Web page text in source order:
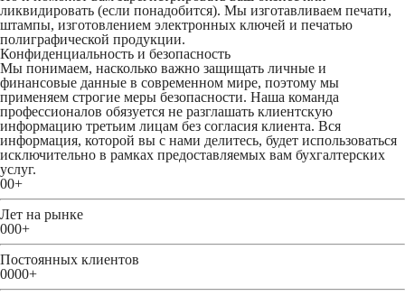
ликвидировать (если понадобится). Мы изготавливаем печати,
штампы, изготовлением электронных ключей и печатью
полиграфической продукции.
Конфиденциальность и безопасность
Мы понимаем, насколько важно защищать личные и
финансовые данные в современном мире, поэтому мы
применяем строгие меры безопасности. Наша команда
профессионалов обязуется не разглашать клиентскую
информацию третьим лицам без согласия клиента. Вся
информация, которой вы с нами делитесь, будет использоваться
исключительно в рамках предоставляемых вам бухгалтерских
услуг.
00+
Лет на рынке
000+
Постоянных клиентов
0000+